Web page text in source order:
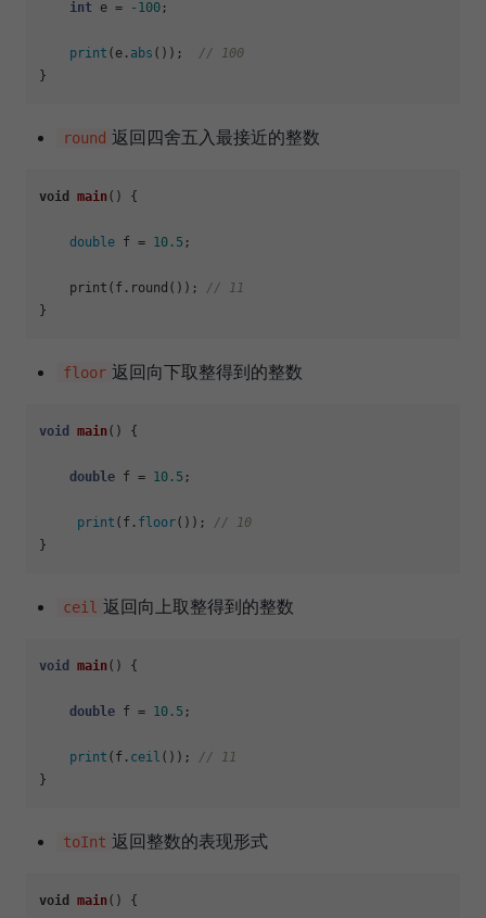
int e = -100 ;
print (e. abs ()); // 100
round 返回四舍五入最接近的整数
void main() {
double f = 10.5 ;
print(f.round()); // 11
floor 返回向下取整得到的整数
void main() {
double f = 10.5 ;
print (f. floor()); // 10
ceil 返回向上取整得到的整数
void main() {
double f = 10.5 ;
print (f. ceil ()); // 11
toInt 返回整数的表现形式
void main() {